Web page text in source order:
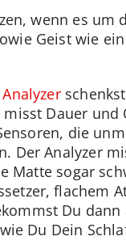
wenn es um
Geist wie
Dauer
die
Der Analyzer
Matte sogar
flachem
Du
Du Dein